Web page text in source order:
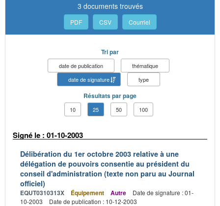
3 documents trouvés
PDF CSV Courriel
Tri par
date de publication
thématique
date de signature
type
Résultats par page
10 25 50 100
Signé le : 01-10-2003
Délibération du 1er octobre 2003 relative à une
délégation de pouvoirs consentie au président du
conseil d'administration (texte non paru au Journal
officiel)
EQUT0310313X Équipement Autre
Date de signature : 01-
10-2003
Date de publication : 10-12-2003